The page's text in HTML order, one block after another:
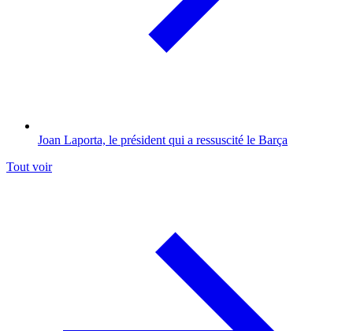
Joan Laporta, le président qui a ressuscité le Barça
Tout voir